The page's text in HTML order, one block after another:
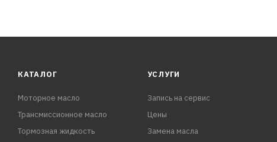
КАТАЛОГ
Моторное масло
Трансмиссионное масло
Тормозная жидкость
УСЛУГИ
Запись на сервис
Цены
Замена масла